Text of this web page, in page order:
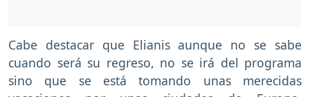
Cabe destacar que Elianis aunque no se sabe
cuando será su regreso, no se irá del programa
sino que se está tomando unas merecidas